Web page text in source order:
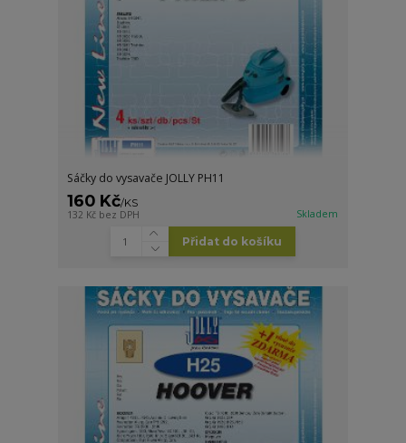
Sáčky do vysavače JOLLY PH11
160 Kč/KS
132 Kč bez DPH Skladem
Přidat do košíku